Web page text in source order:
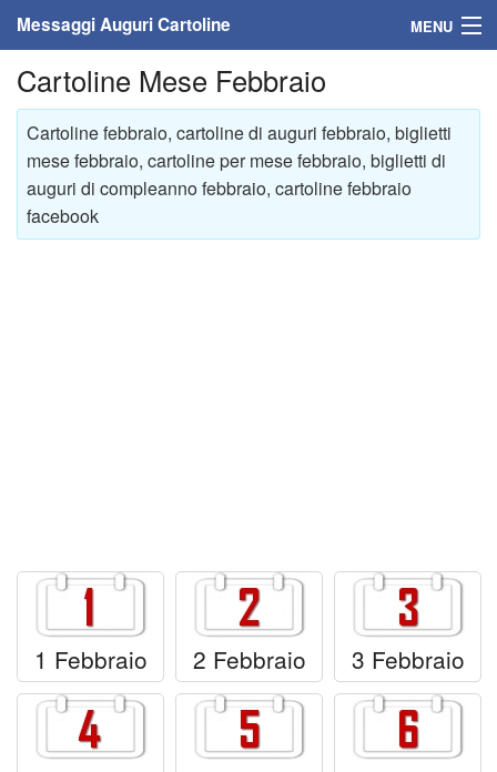
Messaggi Auguri Cartoline MENU
Home
Messaggi
Cartoline
Cartoline con nome
Accedi
Cartoline Mese Febbraio
Cartoline febbraio, cartoline di auguri febbraio, biglietti
mese febbraio, cartoline per mese febbraio, biglietti di
auguri di compleanno febbraio, cartoline febbraio
facebook
1 Febbraio 2 Febbraio 3 Febbraio